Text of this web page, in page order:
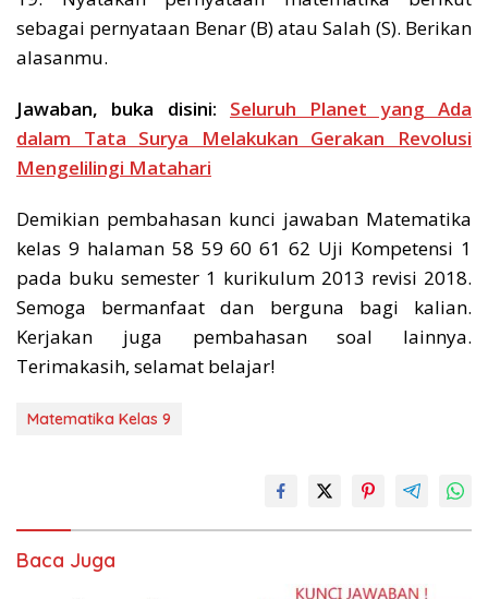
sebagai pernyataan Benar (B) atau Salah (S). Berikan
alasanmu.
Jawaban, buka disini: Seluruh Planet yang Ada
dalam Tata Surya Melakukan Gerakan Revolusi
Mengelilingi Matahari
Demikian pembahasan kunci jawaban Matematika
kelas 9 halaman 58 59 60 61 62 Uji Kompetensi 1
pada buku semester 1 kurikulum 2013 revisi 2018.
Semoga bermanfaat dan berguna bagi kalian.
Kerjakan juga pembahasan soal lainnya.
Terimakasih, selamat belajar!
Matematika Kelas 9
Baca Juga